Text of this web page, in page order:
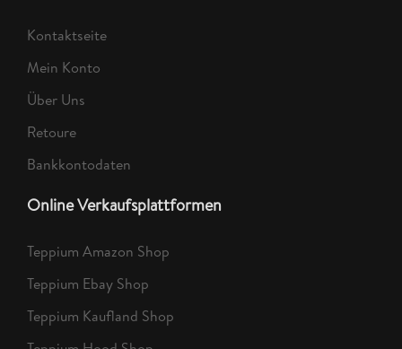
Kontaktseite
Mein Konto
Über Uns
Retoure
Bankkontodaten
Online Verkaufsplattformen
Teppium Amazon Shop
Teppium Ebay Shop
Teppium Kaufland Shop